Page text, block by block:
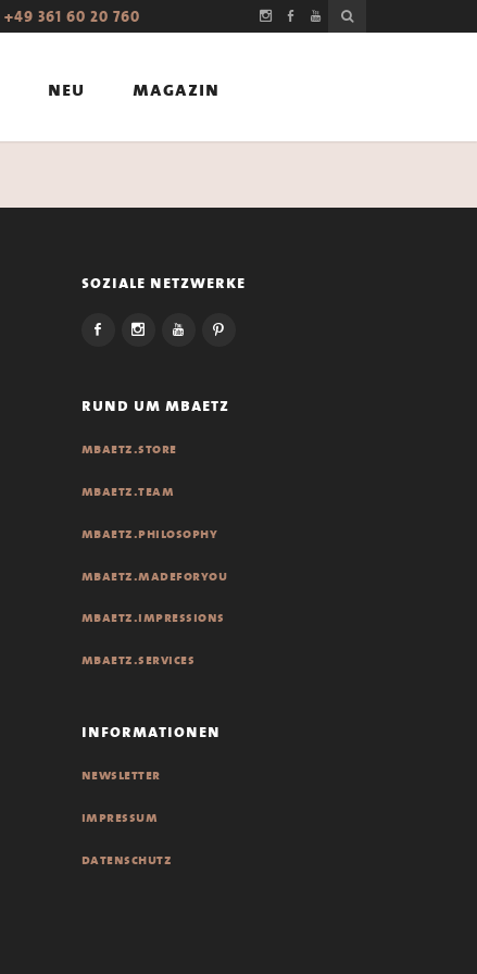
+49 361 60 20 760
neu magazin
soziale netzwerke
rund um mbaetz
mbaetz.store
mbaetz.team
mbaetz.philosophy
mbaetz.madeforyou
mbaetz.impressions
mbaetz.services
informationen
newsletter
impressum
datenschutz